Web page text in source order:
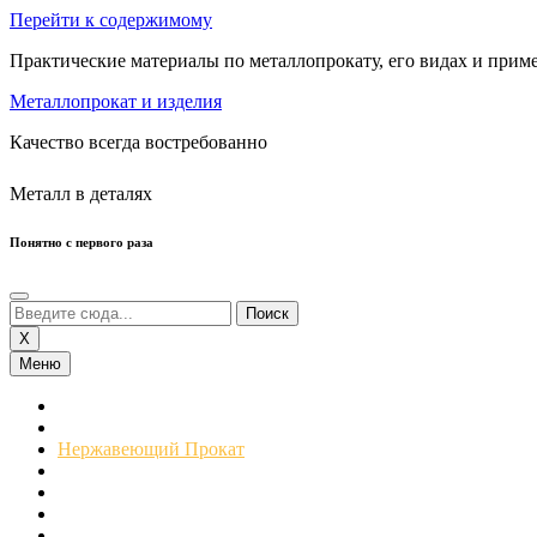
Перейти к содержимому
Практические материалы по металлопрокату, его видах и
Металлопрокат и изделия
Качество всегда востребованно
Металл в деталях
Понятно с первого раза
X
Меню
Нержавеющий Прокат